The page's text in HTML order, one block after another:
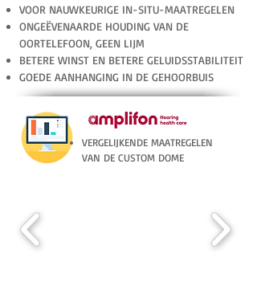
VOOR NAUWKEURIGE IN-SITU-MAATREGELEN
ONGEËVENAARDE HOUDING VAN DE
OORTELEFOON, GEEN LIJM
BETERE WINST EN BETERE GELUIDSSTABILITEIT
GOEDE AANHANGING IN DE GEHOORBUIS
VERGELIJKENDE MAATREGELEN
VAN DE CUSTOM DOME